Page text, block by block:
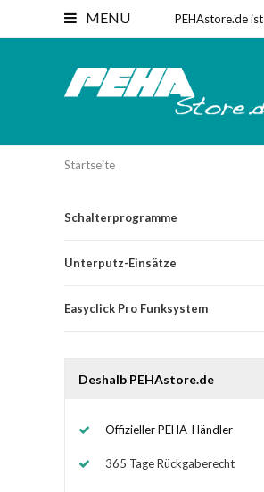
MENU PEHAstore.de
Startseite
Schalterprogramme
Unterputz-Einsätze
Easyclick Pro Funksystem
Deshalb PEHAstore.de
Offizieller PEHA-Händler
365 Tage Rückgaberecht